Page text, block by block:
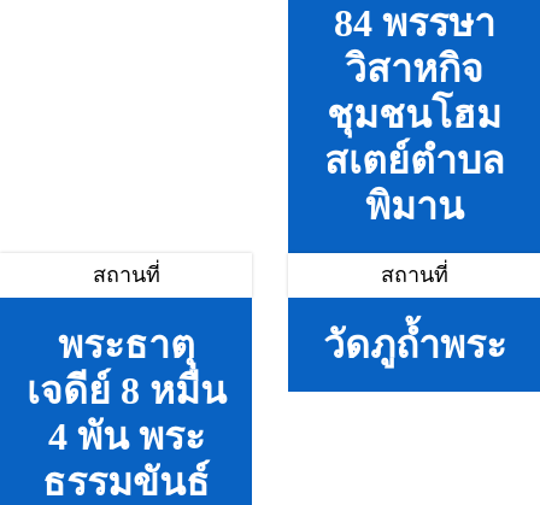
84 พรรษา
วิสาหกิจ
ชุมชนโฮม
สเตย์ตำบล
พิมาน
สถานที่
พระธาตุ
เจดีย์ 8 หมื่น
4 พัน พระ
ธรรมขันธ์
สถานที่
วัดภูถ้ำพระ